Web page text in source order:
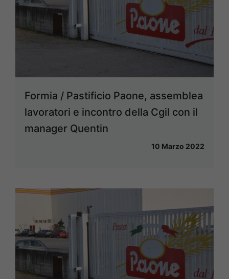
Formia / Pastificio Paone, assemblea
lavoratori e incontro della Cgil con il
manager Quentin
10 Marzo 2022